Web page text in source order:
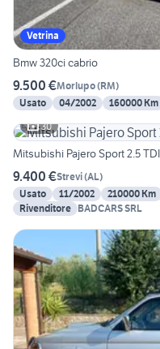
Vetrina
Bmw 320ci cabrio
9.500 €Morlupo(RM)
Usato
04/2002 160000 Km
30
Mitsubishi Pajero Sport 2.5
9.400 €Strevi(AL)
Usato
11/2002 210000 Km
Rivenditore BADCARS SRL